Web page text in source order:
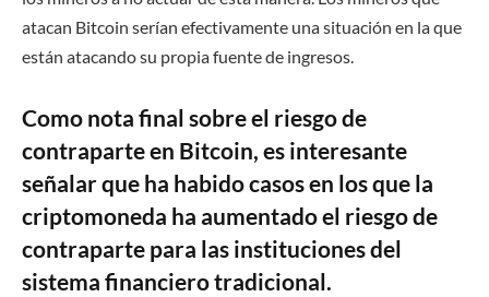
atacan Bitcoin serían efectivamente una situación en la que
están atacando su propia fuente de ingresos.
Como nota final sobre el riesgo de
contraparte en Bitcoin, es interesante
señalar que ha habido casos en los que la
criptomoneda ha aumentado el riesgo de
contraparte para las instituciones del
sistema financiero tradicional.